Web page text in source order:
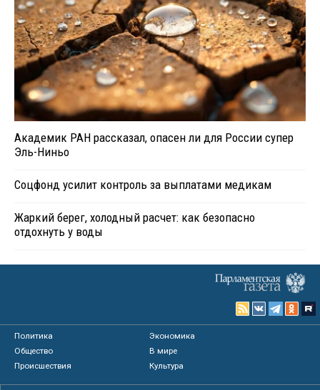
Академик РАН рассказал, опасен ли для России супер
Эль-Ниньо
Соцфонд усилит контроль за выплатами медикам
Жаркий берег, холодный расчет: как безопасно
отдохнуть у воды
Политика
Экономика
Общество
В мире
Происшествия
Культура